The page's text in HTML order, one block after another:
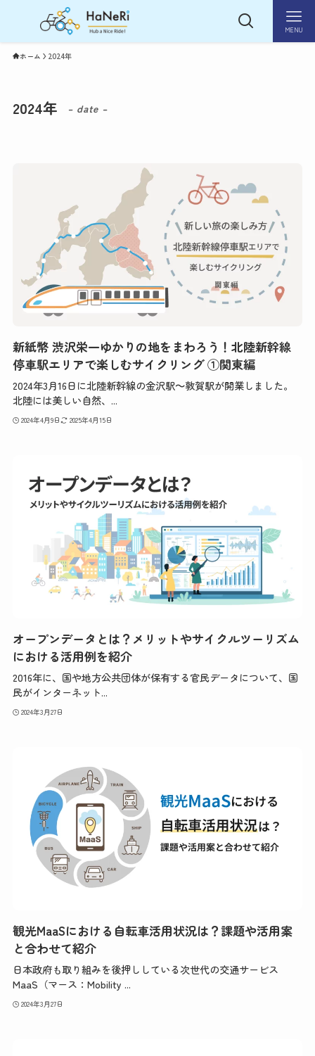
MENU
ホーム 2024年
2024年 – date –
新紙幣 渋沢栄一ゆかりの地をまわろう！北陸新幹線
停車駅エリアで楽しむサイクリング ①関東編
2024年3月16日に北陸新幹線の金沢駅～敦賀駅が開業しました。
北陸には美しい自然、...
2024年4月9日 2025年4月15日
オープンデータとは？メリットやサイクルツーリズム
における活用例を紹介
2016年に、国や地方公共団体が保有する官民データについて、国
民がインターネット...
2024年3月27日
観光MaaSにおける自転車活用状況は？課題や活用案
と合わせて紹介
日本政府も取り組みを後押ししている次世代の交通サービス
MaaS（マース：Mobility ...
2024年3月27日